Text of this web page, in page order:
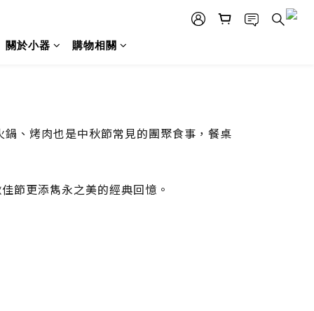
關於小器 購物相關
、烤肉也是中秋節常見的團聚食事，餐桌
節更添雋永之美的經典回憶。